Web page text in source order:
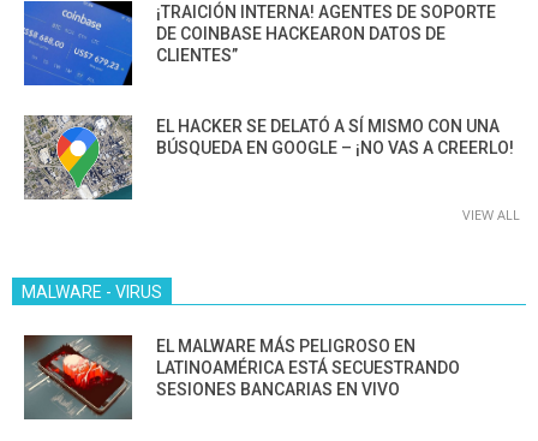
¡TRAICIÓN INTERNA! AGENTES DE SOPORTE
DE COINBASE HACKEARON DATOS DE
CLIENTES”
EL HACKER SE DELATÓ A SÍ MISMO CON UNA
BÚSQUEDA EN GOOGLE – ¡NO VAS A CREERLO!
VIEW ALL
MALWARE - VIRUS
EL MALWARE MÁS PELIGROSO EN
LATINOAMÉRICA ESTÁ SECUESTRANDO
SESIONES BANCARIAS EN VIVO